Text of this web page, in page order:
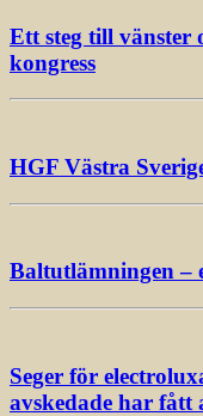
Ett steg till vänster
kongress
HGF Västra
Baltutlämningen –
Seger för
avskedade har fått